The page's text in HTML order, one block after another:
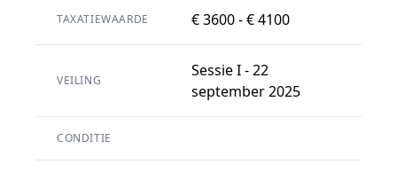
TAXATIEWAARDE € 3600 - € 4100
VEILING
Sessie I - 22
september 2025
CONDITIE